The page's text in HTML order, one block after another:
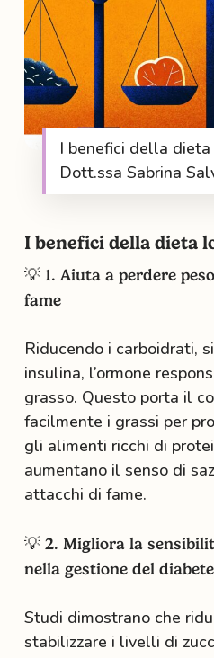
I benefici della
Dott.ssa Sabrina
I benefici della dieta
💡 1. Aiuta a perdere
fame
Riducendo i carboidrati,
insulina, l’ormone
grasso. Questo porta il
facilmente i grassi per
gli alimenti ricchi di
aumentano il senso di
attacchi di fame.
💡 2. Migliora la
nella gestione del diabete
Studi dimostrano che
stabilizzare i livelli di